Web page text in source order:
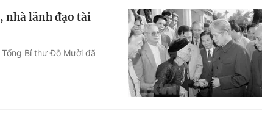
nhà lãnh đạo tài
Bí thư Đỗ Mười đã